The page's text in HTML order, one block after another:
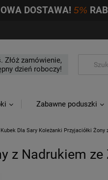
DOSTAWA! 5%
Złóż zamówienie,
dzień roboczy!
Zabawne poduszki
Kubek Dla Sary Koleżanki Przyjaciółki
z Nadrukiem ze